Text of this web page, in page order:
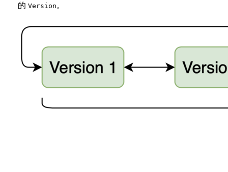
的 Version 。